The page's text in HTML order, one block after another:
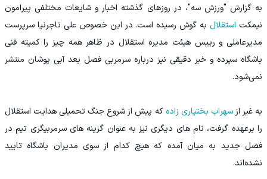
به گزارش "ورزش سه"، در روزهای گذشته اخبار و شایعات مختلفی پیرامون
نیمکت استقلال به گوش رسیده است. در این خصوص علی تاجرنیا سرپرست
مدیرعاملی و رییس هیئت مدیره استقلال در ظاهر همه چیز را کمیته فنی
باشگاه سپرده و خبر دقیقی نیز درباره سرمربی فصل بعد آبی پوشان منتشر
نمی‌شود.
به غیر ازسهراب بختیاری زاده که پیش از شروع جنگ تحمیلی هدایت استقلال
را برعهده گرفت، نام های دیگری نیز به عنوان گزینه های سرمربیگری تیم در
فصل جدید به میان آمده که هیچ کدام از سوی مدیران باشگاه تایید
نشده‌اند.